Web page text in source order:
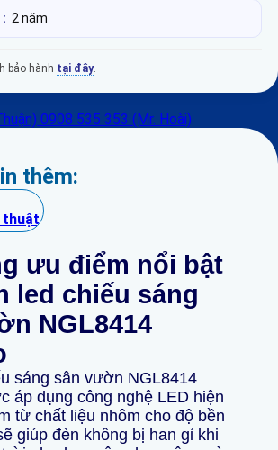
: 2 năm
bảo hành tại đây.
0908 535 353 (Mr. Hoài)
thêm:
thuật
ưu điểm nổi bật
led chiếu sáng
NGL8414
sáng sân vườn NGL8414
áp dụng công nghệ LED hiện
từ chất liệu nhôm cho độ bền
giúp đèn không bị han gỉ khi